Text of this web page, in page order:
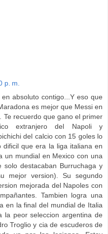
p. m.
absoluto contigo...Y eso que
es mejor que Messi en
Te recuerdo que gano el primer
extranjero del Napoli y
del calcio con 15 goles lo
que era la liga italiana en
un mundial en Mexico con una
solo destacaban Burruchaga y
mejor version). Su segundo
mejorada del Napoles con
Tambien logra una
en la final del mundial de Italia
la peor seleccion argentina de
Troglio y cia de escuderos de